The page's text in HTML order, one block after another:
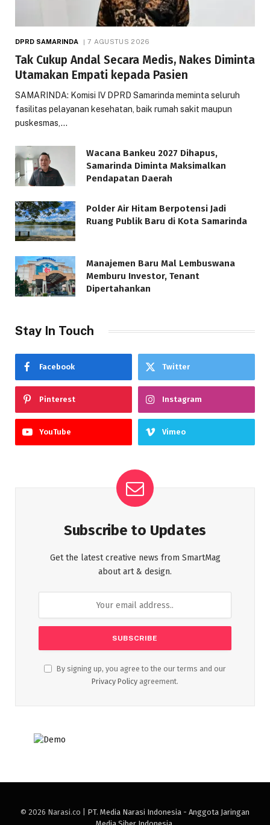
DPRD SAMARINDA 7 AGUSTUS 2026
Tak Cukup Andal Secara Medis, Nakes Diminta
Utamakan Empati kepada Pasien
SAMARINDA: Komisi IV DPRD Samarinda meminta seluruh
fasilitas pelayanan kesehatan, baik rumah sakit maupun
puskesmas,…
Wacana Bankeu 2027 Dihapus,
Samarinda Diminta Maksimalkan
Pendapatan Daerah
Polder Air Hitam Berpotensi Jadi
Ruang Publik Baru di Kota Samarinda
Manajemen Baru Mal Lembuswana
Memburu Investor, Tenant
Dipertahankan
Stay In Touch
Facebook Twitter
Pinterest Instagram
YouTube Vimeo
Subscribe to Updates
Get the latest creative news from SmartMag
about art & design.
By signing up, you agree to the our terms and our
Privacy Policy agreement.
© 2026 Narasi.co | PT. Media Narasi Indonesia - Anggota Jaringan